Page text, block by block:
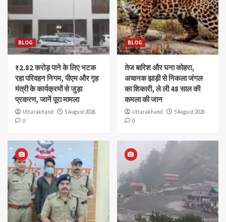
BLOG
₹2.82 करोड़ पाने के लिए भटक
रहा परिवहन निगम, पीएम और गृह
मंत्री के कार्यक्रमों से जुड़ा
प्रकरण, जानें पूरा मामला
Uttarakhand
5 August 2026
0
BLOG
तेज बारिश और घना कोहरा,
अचानक झाड़ी से निकला जंगल
का शिकारी, ले ली 48 साल की
कमला की जान
Uttarakhand
5 August 2026
0